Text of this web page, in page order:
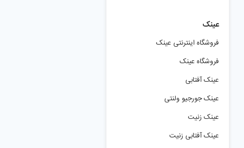
عینک
فروشگاه اینترنتی عینک
فروشگاه عینک
عینک آفتابی
عینک جورجیو ولنتی
عینک زنیت
عینک آفتابی زنیت